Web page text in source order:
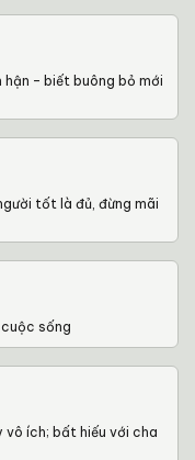
– biết buông bỏ mới
tốt là đủ, đừng mãi
sống
vô ích; bất hiếu với cha